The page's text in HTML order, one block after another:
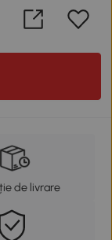
de livrare